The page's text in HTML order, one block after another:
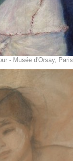
- Musée d'Orsay, Paris